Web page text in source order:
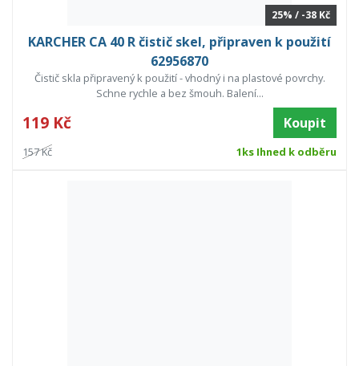
25% / -38 Kč
KARCHER CA 40 R čistič skel, připraven k použití
62956870
Čistič skla připravený k použití - vhodný i na plastové povrchy.
Schne rychle a bez šmouh. Balení...
119 Kč Koupit
157 Kč 1ks Ihned k odběru